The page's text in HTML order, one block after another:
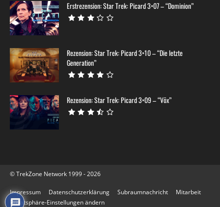
Erstrezension: Star Trek: Picard 3×07 – “Dominion”
Rezension: Star Trek: Picard 3×10 – “Die letzte
Generation”
Rezension: Star Trek: Picard 3×09 – “Võx”
© TrekZone Network 1999 - 2026
Impressum Datenschutzerklärung Subraumnachricht
Mitarbeit
Privatsphäre-Einstellungen ändern